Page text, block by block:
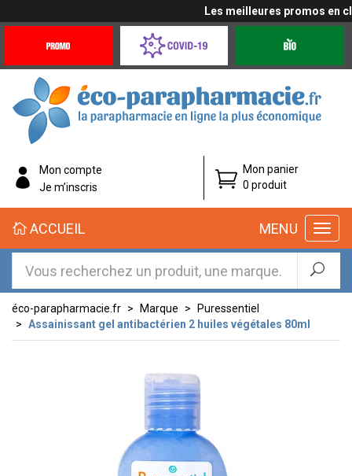
Les meilleures promos en
Offres
Coronavirus
éco-
parapharmacie.fr
éco-
parapharmacie.fr
Mon compte
Je m’inscris
Mon panier
0 produit
MENU
ACCUEIL
éco-parapharmacie.fr Marque
Puressentiel
Assainissant gel antibactérien 2 huiles végétales 80ml